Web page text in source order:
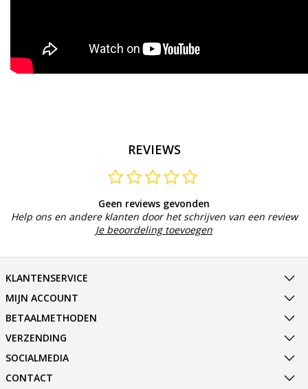
REVIEWS
Geen reviews gevonden
Help ons en andere klanten door het schrijven van een review
Je beoordeling toevoegen
KLANTENSERVICE
MIJN ACCOUNT
BETAALMETHODEN
VERZENDING
SOCIALMEDIA
CONTACT